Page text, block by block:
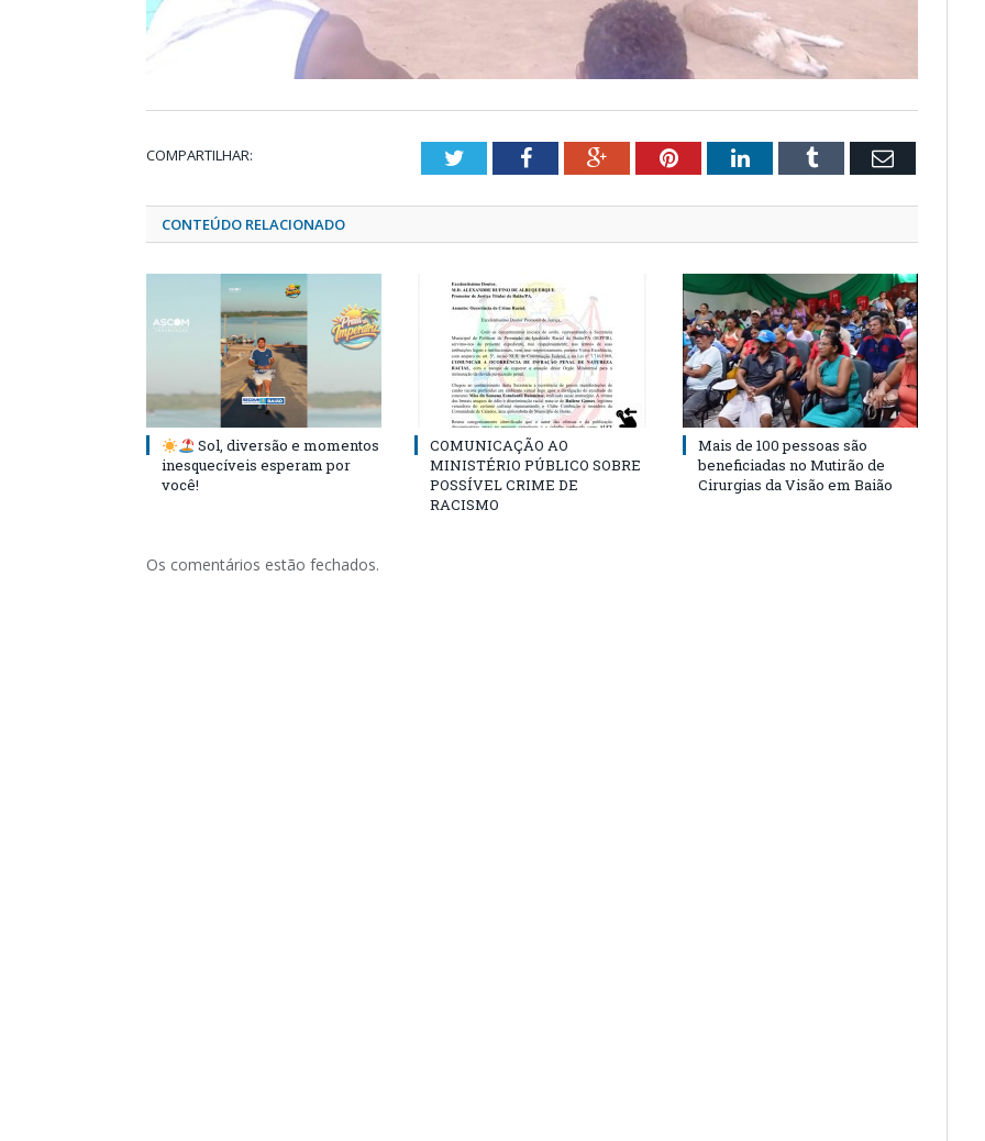
COMPARTILHAR: TwitterFacebookGoogle+PinterestLinkedInTumblr Email
CONTEÚDO RELACIONADO
Sol, diversão e momentos
inesquecíveis esperam por
você!
COMUNICAÇÃO AO
MINISTÉRIO PÚBLICO SOBRE
POSSÍVEL CRIME DE
RACISMO
Mais de 100 pessoas são
beneficiadas no Mutirão de
Cirurgias da Visão em Baião
Os comentários estão fechados.